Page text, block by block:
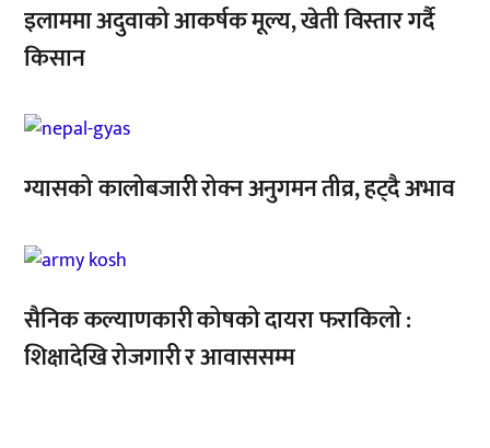
इलाममा अदुवाको आकर्षक मूल्य, खेती विस्तार गर्दै
किसान
,
ग्यासको कालोबजारी रोक्न अनुगमन तीव्र, हट्दै अभाव
,
सैनिक कल्याणकारी कोषको दायरा फराकिलो :
शिक्षादेखि रोजगारी र आवाससम्म